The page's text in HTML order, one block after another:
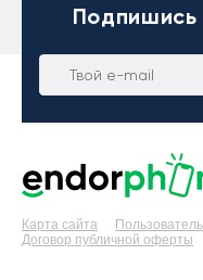
Подпишись
Карта сайта
Договор публичной оферты